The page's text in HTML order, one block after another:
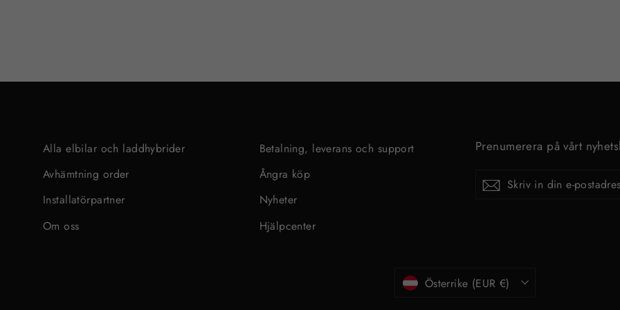
Alla elbilar och laddhybrider
Avhämtning order
Installatörpartner
Om oss
Betalning, leverans och support
Ångra köp
Nyheter
Hjälpcenter
Prenumerera på vårt
IN
Prenumerera
Valuta
Österrike (EUR €)